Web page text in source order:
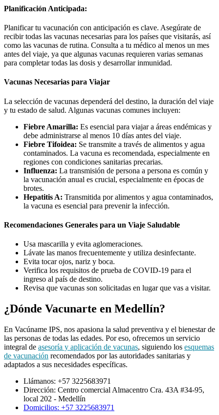
Planificación Anticipada:
Planificar tu vacunación con anticipación es clave. Asegúrate de
recibir todas las vacunas necesarias para los países que visitarás, así
como las vacunas de rutina. Consulta a tu médico al menos un mes
antes del viaje, ya que algunas vacunas requieren varias semanas
para completar todas las dosis y desarrollar inmunidad.
Vacunas Necesarias para Viajar
La selección de vacunas dependerá del destino, la duración del viaje
y tu estado de salud. Algunas vacunas comunes incluyen:
Fiebre Amarilla: Es esencial para viajar a áreas endémicas y
debe administrarse al menos 10 días antes del viaje.
Fiebre Tifoidea: Se transmite a través de alimentos y agua
contaminados. La vacuna es recomendada, especialmente en
regiones con condiciones sanitarias precarias.
Influenza: La transmisión de persona a persona es común y
la vacunación anual es crucial, especialmente en épocas de
brotes.
Hepatitis A: Transmitida por alimentos y agua contaminados,
la vacuna es esencial para prevenir la infección.
Recomendaciones Generales para un Viaje Saludable
Usa mascarilla y evita aglomeraciones.
Lávate las manos frecuentemente y utiliza desinfectante.
Evita tocar ojos, nariz y boca.
Verifica los requisitos de prueba de COVID-19 para el
ingreso al país de destino.
Revisa que vacunas son solicitadas en lugar que vas a visitar.
¿Dónde Vacunarte en Medellín?
En Vacúname IPS, nos apasiona la salud preventiva y el bienestar de
las personas de todas las edades. Por eso, ofrecemos un servicio
integral de asesoría y aplicación de vacunas, siguiendo los esquemas
de vacunación recomendados por las autoridades sanitarias y
adaptados a sus necesidades específicas.
Llámanos: +57 3225683971
Dirección: Centro comercial Almacentro Cra. 43A #34-95,
local 202 - Medellín
Domicilios: +57 3225683971